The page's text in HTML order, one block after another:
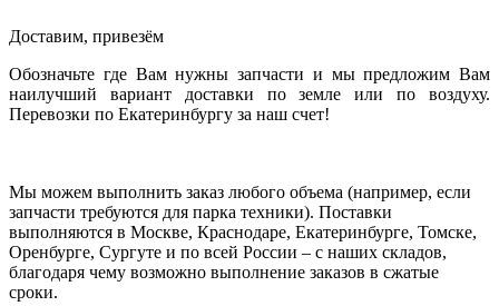
Доставим, привезём
Обозначьте где Вам нужны запчасти и мы предложим Вам
наилучший вариант доставки по земле или по воздуху.
Перевозки по Екатеринбургу за наш счет!
Мы можем выполнить заказ любого объема (например, если
запчасти требуются для парка техники). Поставки
выполняются в Москве, Краснодаре, Екатеринбурге, Томске,
Оренбурге, Сургуте и по всей России – с наших складов,
благодаря чему возможно выполнение заказов в сжатые
сроки.